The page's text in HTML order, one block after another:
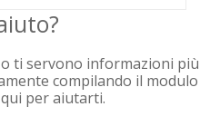
ti servono informazioni più
compilando il modulo
per aiutarti.